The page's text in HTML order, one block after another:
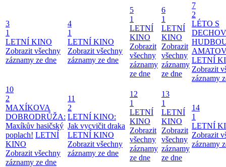
3
1
LETNÍ KINO
Zobrazit všechny
záznamy ze dne
4
1
LETNÍ KINO
Zobrazit všechny
záznamy ze dne
5
1
LETNÍ
KINO
Zobrazit
všechny
záznamy
ze dne
6
1
LETNÍ
KINO
Zobrazit
všechny
záznamy
ze dne
7
2
LÉTO S
LETNÍ
Zobrazit
záznamy
10
2
MAXÍKOVA
DOBRODRŮŽA:
Maxíkův hasičský
poplach! LETNÍ
KINO
Zobrazit všechny
záznamy ze dne
11
2
LETNÍ KINO:
Jak vycvičit draka
LETNÍ KINO
Zobrazit všechny
záznamy ze dne
12
1
LETNÍ
KINO
Zobrazit
všechny
záznamy
ze dne
13
1
LETNÍ
KINO
Zobrazit
všechny
záznamy
ze dne
14
1
LETNÍ
Zobrazit
záznamy